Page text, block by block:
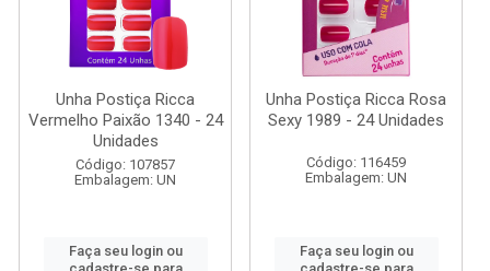
Unha Postiça Ricca
Vermelho Paixão 1340 - 24
Unidades
Código: 107857
Embalagem: UN
Faça seu login ou
Unha Postiça Ricca Rosa
Sexy 1989 - 24 Unidades
Código: 116459
Embalagem: UN
Faça seu login ou